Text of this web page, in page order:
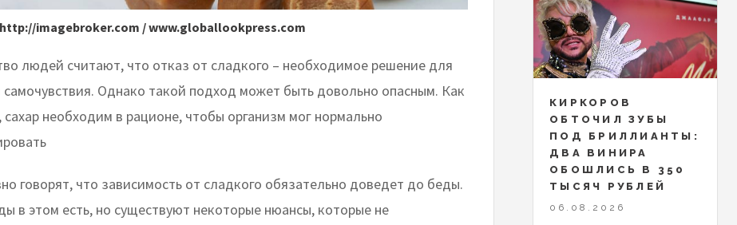
imagebroker.com / www.globallookpress.com
людей считают, что отказ от сладкого – необходимое решение для
Однако такой подход может быть довольно опасным. Как
сахар необходим в рационе, чтобы организм мог нормально
говорят, что зависимость от сладкого обязательно доведет до беды.
в этом есть, но существуют некоторые нюансы, которые не
КИРКОРОВ
ОБТОЧИЛ ЗУБЫ
ПОД БРИЛЛИАНТЫ:
ДВА ВИНИРА
ОБОШЛИСЬ В 350
ТЫСЯЧ РУБЛЕЙ
06.08.2026